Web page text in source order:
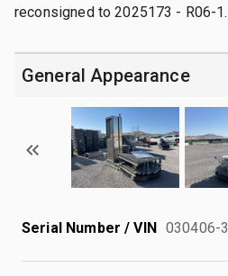
reconsigned to 2025173 - R06-1.
General Appearance
Serial Number / VIN 030406-